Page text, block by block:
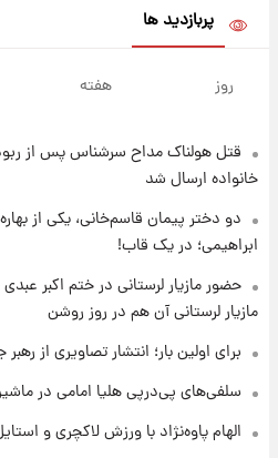
۱۹ ساعت پیش
لیونل مسی عزادار
۲۳ ساعت پیش
لحظه برخورد رعد
جهانی در آمریکا +
پربازدید ها
روز هفته
قتل هولناک مداح سرشناس پس از
خانواده ارسال شد
دو دختر پیمان قاسم‌خانی، یکی از بهاره
ابراهیمی؛ در یک قاب!
حضور مازیار لرستانی در ختم اکبر عبدی
مازیار لرستانی آن هم در روز روشن
برای اولین بار؛ انتشار تصاویری از رهبر
سلفی‌های پی‌درپی هلیا امامی در
الهام پاوه‌نژاد با ورزش لاکچری و